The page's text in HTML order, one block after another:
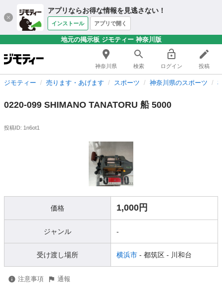
アプリならお得な情報を見逃さない！
インストール アプリで開く
地元の掲示板 ジモティー 神奈川版
神奈川県 検索 ログイン 投稿
ジモティー 売ります・あげます スポーツ 神奈川県のスポーツ
0220-099 SHIMANO TANATORU 船 5000
投稿ID: 1n6ot1
価格 1,000円
ジャンル -
受け渡し場所 横浜市 - 都筑区 - 川和台
注意事項 通報